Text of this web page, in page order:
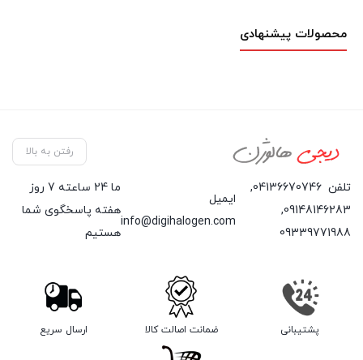
محصولات پیشنهادی
رفتن به بالا
تلفن 04136670746
,
09148146283
,
09339771988
ایمیل
info@digihalogen.com
ما 24 ساعته 7 روز
هفته پاسخگوی شما
هستیم
پشتیبانی ضمانت اصالت کالا ارسال سریع